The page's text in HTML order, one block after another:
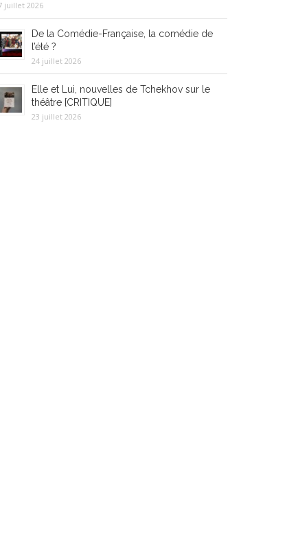
juillet 2026
De la Comédie-Française, la comédie de
l’été ?
24 juillet 2026
Elle et Lui, nouvelles de Tchekhov sur le
théâtre [CRITIQUE]
23 juillet 2026